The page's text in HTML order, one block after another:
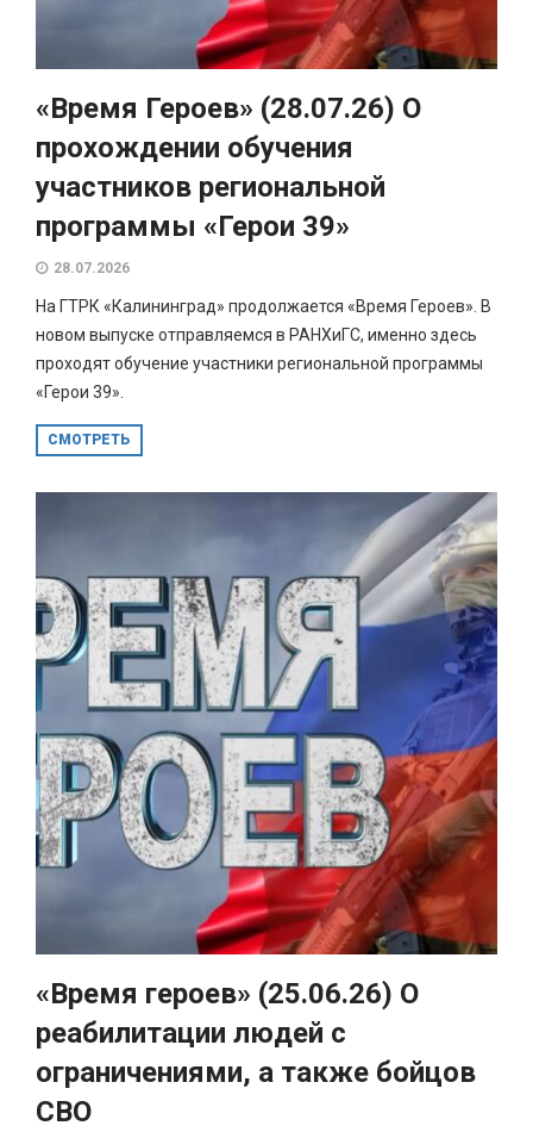
«Время Героев» (28.07.26) О
прохождении обучения
участников региональной
программы «Герои 39»
28.07.2026
На ГТРК «Калининград» продолжается «Время Героев». В
новом выпуске отправляемся в РАНХиГС, именно здесь
проходят обучение участники региональной программы
«Герои 39».
СМОТРЕТЬ
«Время героев» (25.06.26) О
реабилитации людей с
ограничениями, а также бойцов
СВО